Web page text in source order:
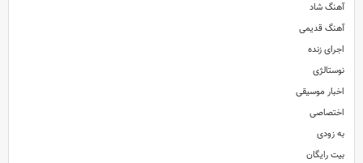
آهنگ شاد
آهنگ قدیمی
اجرای زنده
نوستالژی
اخبار موسیقی
اختصاصی
به زودی
بیت رایگان